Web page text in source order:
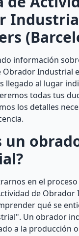
información
Obrador Industrial
llegado al lugar
todas tus
los detalles
un
en el
de Obrador
qué se
Un obrador
a la producción